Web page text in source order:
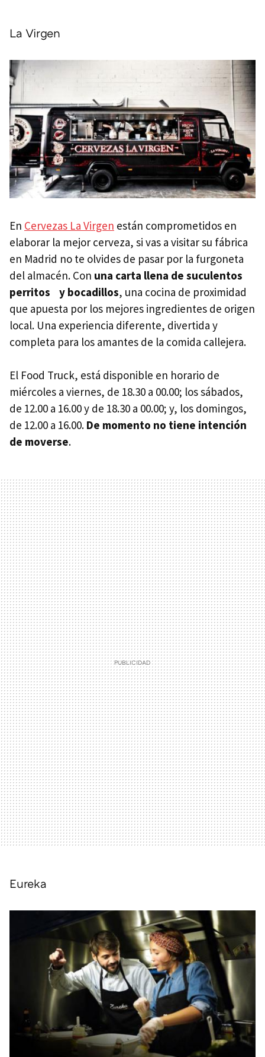
La Virgen
En Cervezas La Virgen están comprometidos en
elaborar la mejor cerveza, si vas a visitar su fábrica
en Madrid no te olvides de pasar por la furgoneta
del almacén. Con una carta llena de suculentos
perritos y bocadillos, una cocina de proximidad
que apuesta por los mejores ingredientes de origen
local. Una experiencia diferente, divertida y
completa para los amantes de la comida callejera.
El Food Truck, está disponible en horario de
miércoles a viernes, de 18.30 a 00.00; los sábados,
de 12.00 a 16.00 y de 18.30 a 00.00; y, los domingos,
de 12.00 a 16.00. De momento no tiene intención
de moverse.
Eureka